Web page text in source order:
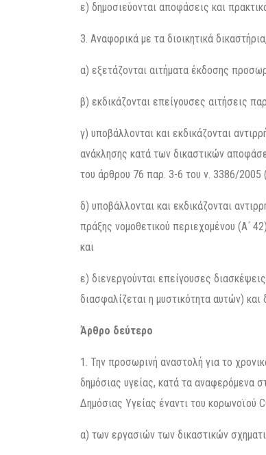
ε) δημοσιεύονται αποφάσεις και
3. Αναφορικά με τα διοικητικά
α) εξετάζονται αιτήματα έκδοσης
β) εκδικάζονται επείγουσες αιτήσεις
γ) υποβάλλονται και εκδικάζονται
ανάκλησης κατά των δικαστικών
του άρθρου 76 παρ. 3-6 του ν. 3386/2005
δ) υποβάλλονται και εκδικάζονται
πράξης νομοθετικού περιεχομένου (Α΄
και
ε) διενεργούνται επείγουσες
διασφαλίζεται η μυστικότητα αυτών)
Άρθρο δεύτερο
1. Την προσωρινή αναστολή για το
δημόσιας υγείας, κατά τα αναφερόμενα
Δημόσιας Υγείας έναντι του κορωνοϊού
α) των εργασιών των δικαστικών